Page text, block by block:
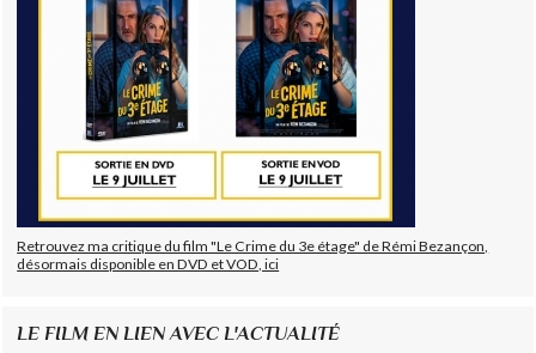
Retrouvez ma critique du film "Le Crime du 3e étage" de Rémi Bezançon,
désormais disponible en DVD et VOD, ici
LE FILM EN LIEN AVEC L'ACTUALITÉ